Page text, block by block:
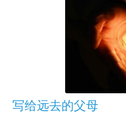
写给远去的父母